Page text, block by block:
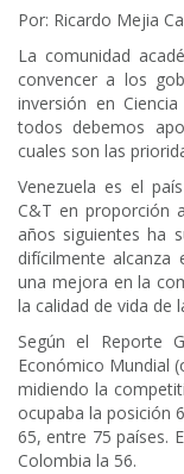
Por: Ricardo Mejia
La comunidad
convencer a los
inversión en
todos debemos
cuales son las
Venezuela es el
C&T en proporción
años siguientes ha
difícilmente alcanza
una mejora en la
la calidad de vida de
Según el Reporte
Económico Mundial
midiendo la
ocupaba la posición
65, entre 75 países.
Colombia la 56.